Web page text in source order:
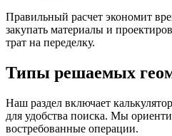
Правильный расчет экономит
закупать материалы и
трат на переделку.
Типы решаемых
Наш раздел включает
для удобства поиска. Мы
востребованные операции.